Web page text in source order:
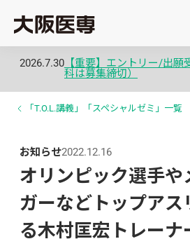
2026.7.30 【重要】エントリー/出
科は募集締切）
「T.O.L.講義」「スペシャルゼミ」一覧
お知らせ2022.12.16
オリンピック選手や
ガーなどトップアス
る木村匡宏トレーナ